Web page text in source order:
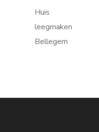
Huis
leegmaken
Bellegem